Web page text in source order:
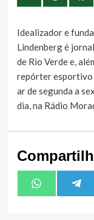
Idealizador e
Lindenberg é
de Rio Verde e,
repórter esportivo
ar de segunda a
dia, na Rádio
Share
on
WhatsApp
on